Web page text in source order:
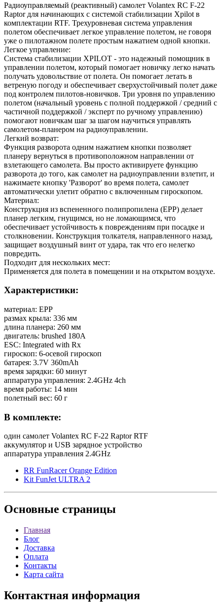
Радиоуправляемый (реактивный) самолет Volantex RC F-22
Raptor для начинающих с системой стабилизации Xpilot в
комплектации RTF. Трехуровневая система управления
полетом обеспечивает легкое управление полетом, не говоря
уже о пилотажном полете простым нажатием одной кнопки.
Легкое управление:
Система стабилизации XPILOT - это надежный помощник в
управлении полетом, который помогает новичку легко начать
получать удовольствие от полета. Он помогает летать в
ветреную погоду и обеспечивает сверхустойчивый полет даже
под контролем пилотов-новичков. Три уровня по управлению
полетом (начальный уровень с полной поддержкой / средний с
частичной поддержкой / эксперт по ручному управлению)
помогают новичкам шаг за шагом научиться управлять
самолетом-планером на радиоуправлении.
Легкий возврат:
Функция разворота одним нажатием кнопки позволяет
планеру вернуться в противоположном направлении от
взлетающего самолета. Вы просто активируете функцию
разворота до того, как самолет на радиоуправлении взлетит, и
нажимаете кнопку 'Разворот' во время полета, самолет
автоматически улетит обратно с включенным гироскопом.
Материал:
Конструкция из вспененного полипропилена (EPP) делает
планер легким, гнущимся, но не ломающимся, что
обеспечивает устойчивость к повреждениям при посадке и
столкновении. Конструкция толкателя, направленного назад,
защищает воздушный винт от удара, так что его нелегко
повредить.
Подходит для нескольких мест:
Применяется для полета в помещении и на открытом воздухе.
Характеристики:
материал: EPP
размах крыла: 336 мм
длина планера: 260 мм
двигатель: brushed 180A
ESC: Integrated with Rx
гироскоп: 6-осевой гироскоп
батарея: 3.7V 360mAh
время зарядки: 60 минут
аппаратура управления: 2.4GHz 4ch
время работы: 14 мин
полетный вес: 60 г
В комплекте:
один самолет Volantex RC F-22 Raptor RTF
аккумулятор и USB зарядное устройство
аппаратура управления 2.4GHz
RR FunRacer Orange Edition
Kit FunJet ULTRA 2
Основные страницы
Главная
Блог
Доставка
Оплата
Контакты
Карта сайта
Контактная информация